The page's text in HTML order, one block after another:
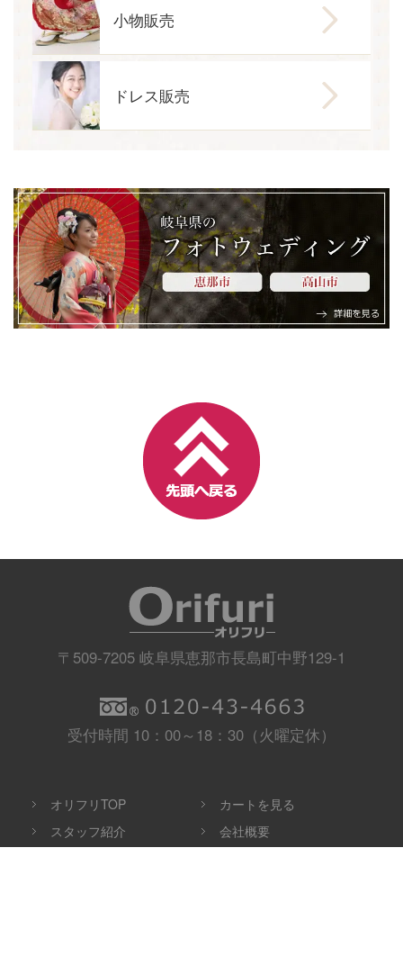
小物販売
ドレス販売
〒509-7205 岐阜県恵那市長島町中野129-1
受付時間 10：00～18：30（火曜定休）
オリフリTOP
カートを見る
スタッフ紹介
会社概要